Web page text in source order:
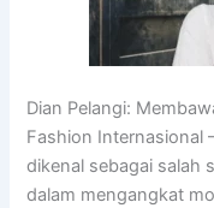
Dian Pelangi:
Fashion Internasional
dikenal sebagai salah
dalam mengangkat